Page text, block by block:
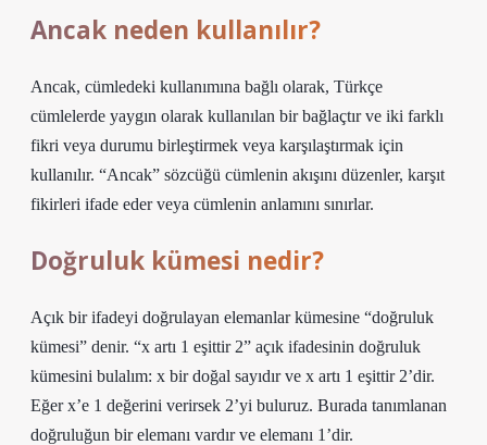
Ancak neden kullanılır?
Ancak, cümledeki kullanımına bağlı olarak, Türkçe
cümlelerde yaygın olarak kullanılan bir bağlaçtır ve iki farklı
fikri veya durumu birleştirmek veya karşılaştırmak için
kullanılır. “Ancak” sözcüğü cümlenin akışını düzenler, karşıt
fikirleri ifade eder veya cümlenin anlamını sınırlar.
Doğruluk kümesi nedir?
Açık bir ifadeyi doğrulayan elemanlar kümesine “doğruluk
kümesi” denir. “x artı 1 eşittir 2” açık ifadesinin doğruluk
kümesini bulalım: x bir doğal sayıdır ve x artı 1 eşittir 2’dir.
Eğer x’e 1 değerini verirsek 2’yi buluruz. Burada tanımlanan
doğruluğun bir elemanı vardır ve elemanı 1’dir.